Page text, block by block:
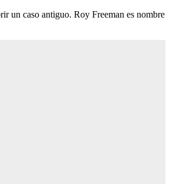
un caso antiguo. Roy Freeman es nombre